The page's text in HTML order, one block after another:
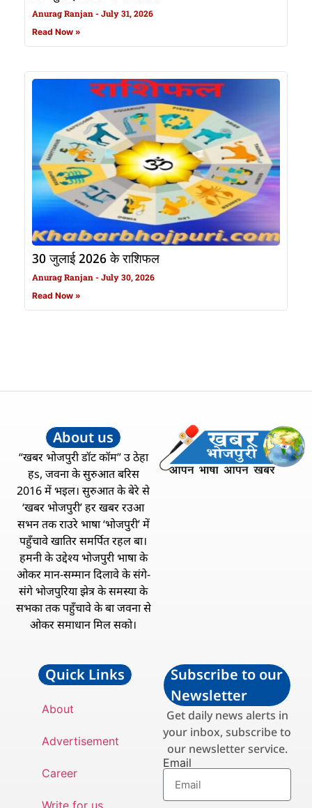
Anurag Ranjan July 31, 2026
Read Now »
30 जुलाई 2026 के राशिफल
Anurag Ranjan July 30, 2026
Read Now »
About us
“खबर भोजपुरी डॉट कॉम” उ ठेहा
हs, जवना के सुरुआत बरिस
2016 में भइल। सुरुआत के बेरे से
‘खबर भोजपुरी’ हर खबर रउआ
सभन तक राउरे भाषा ‘भोजपुरी’ में
पहुँचावे खातिर समर्पित रहल बा।
हमनी के उद्देश्य भोजपुरी भाषा के
ओकर मान-सम्मान दिलावे के संगे-
संगे भोजपुरिया झेत्र के समस्या के
सभका तक पहुँचावे के बा जवना से
ओकर समाधान मिल सको।
Quick Links
About
Advertisement
Career
Write for us
Subscribe to our
Newsletter
Get daily news alerts in
your inbox, subscribe to
our newsletter service.
Email